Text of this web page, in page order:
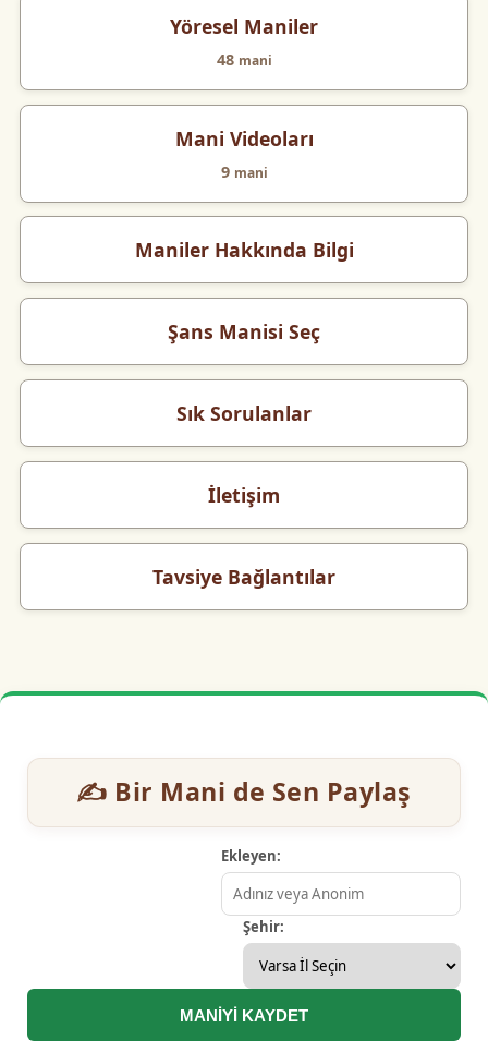
Yöresel Maniler
48 mani
Mani Videoları
9 mani
Maniler Hakkında Bilgi
Şans Manisi Seç
Sık Sorulanlar
İletişim
Tavsiye Bağlantılar
✍️ Bir Mani de Sen Paylaş
Ekleyen:
Şehir:
MANİYİ KAYDET